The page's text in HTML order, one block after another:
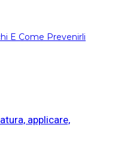
E Come Prevenirli